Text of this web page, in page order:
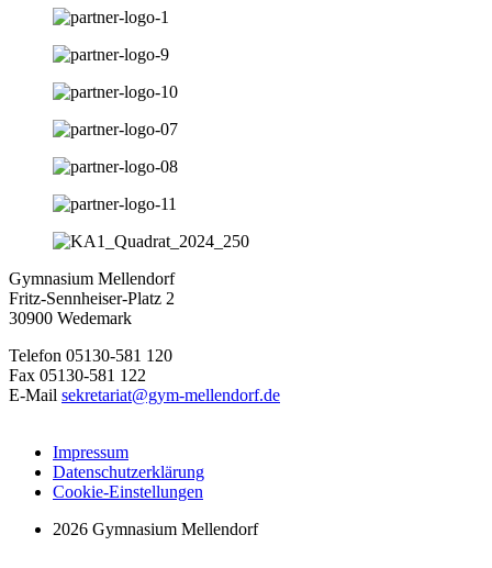
Gymnasium Mellendorf
Fritz-Sennheiser-Platz 2
30900 Wedemark
Telefon 05130-581 120
Fax 05130-581 122
E-Mail sekretariat@gym-mellendorf.de
Impressum
Datenschutzerklärung
Cookie-Einstellungen
2026 Gymnasium Mellendorf